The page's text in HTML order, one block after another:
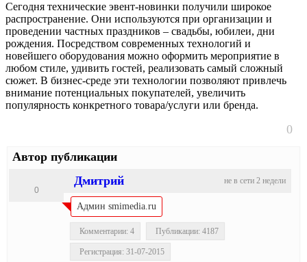
Сегодня технические эвент-новинки получили широкое
распространение. Они используются при организации и
проведении частных праздников – свадьбы, юбилеи, дни
рождения. Посредством современных технологий и
новейшего оборудования можно оформить мероприятие в
любом стиле, удивить гостей, реализовать самый сложный
сюжет. В бизнес-среде эти технологии позволяют привлечь
внимание потенциальных покупателей, увеличить
популярность конкретного товара/услуги или бренда.
0
Автор публикации
не в сети 2 недели
Дмитрий
0
Админ smimedia.ru
Комментарии: 4 Публикации: 4187
Регистрация: 31-07-2015